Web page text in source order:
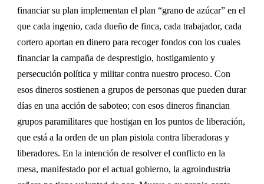
financiar su plan implementan el plan “grano de azúcar” en el
que cada ingenio, cada dueño de finca, cada trabajador, cada
cortero aportan en dinero para recoger fondos con los cuales
financiar la campaña de desprestigio, hostigamiento y
persecución política y militar contra nuestro proceso. Con
esos dineros sostienen a grupos de personas que pueden durar
días en una acción de saboteo; con esos dineros financian
grupos paramilitares que hostigan en los puntos de liberación,
que está a la orden de un plan pistola contra liberadoras y
liberadores. En la intención de resolver el conflicto en la
mesa, manifestado por el actual gobierno, la agroindustria